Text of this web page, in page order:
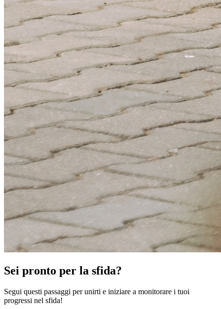
Sei pronto per la sfida?
Segui questi passaggi per unirti e iniziare a monitorare i tuoi
progressi nel sfida!